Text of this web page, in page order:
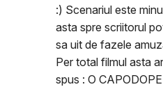
:) Scenariul este
asta spre scriitorul
sa uit de fazele
Per total filmul asta
spus : O